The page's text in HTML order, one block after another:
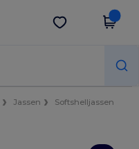
Download app
Jassen
Softshelljassen